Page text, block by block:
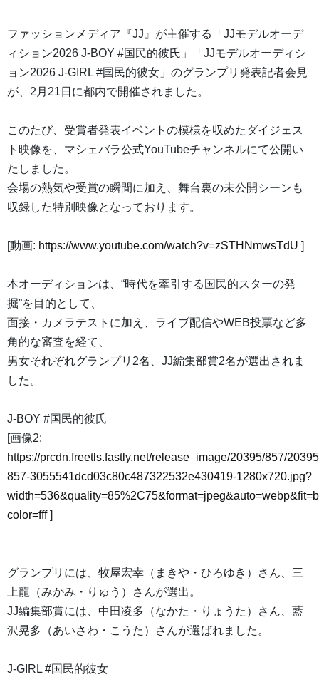
ファッションメディア『JJ』が主催する「JJモデルオーデ
ィション2026 J-BOY #国民的彼氏」「JJモデルオーディシ
ョン2026 J-GIRL #国民的彼女」のグランプリ発表記者会見
が、2月21日に都内で開催されました。
このたび、受賞者発表イベントの模様を収めたダイジェス
ト映像を、マシェバラ公式YouTubeチャンネルにて公開い
たしました。
会場の熱気や受賞の瞬間に加え、舞台裏の未公開シーンも
収録した特別映像となっております。
[動画: https://www.youtube.com/watch?v=zSTHNmwsTdU ]
本オーディションは、“時代を牽引する国民的スターの発
掘”を目的として、
面接・カメラテストに加え、ライブ配信やWEB投票など多
角的な審査を経て、
男女それぞれグランプリ2名、JJ編集部賞2名が選出されま
した。
J-BOY #国民的彼氏
[画像2:
https://prcdn.freetls.fastly.net/release_image/20395/857/
857-3055541dcd03c80c487322532e430419-1280x720.jpg?
color=fff]
グランプリには、牧屋宏幸（まきや・ひろゆき）さん、三
上龍（みかみ・りゅう）さんが選出。
JJ編集部賞には、中田凌多（なかた・りょうた）さん、藍
沢晃多（あいさわ・こうた）さんが選ばれました。
J-GIRL #国民的彼女